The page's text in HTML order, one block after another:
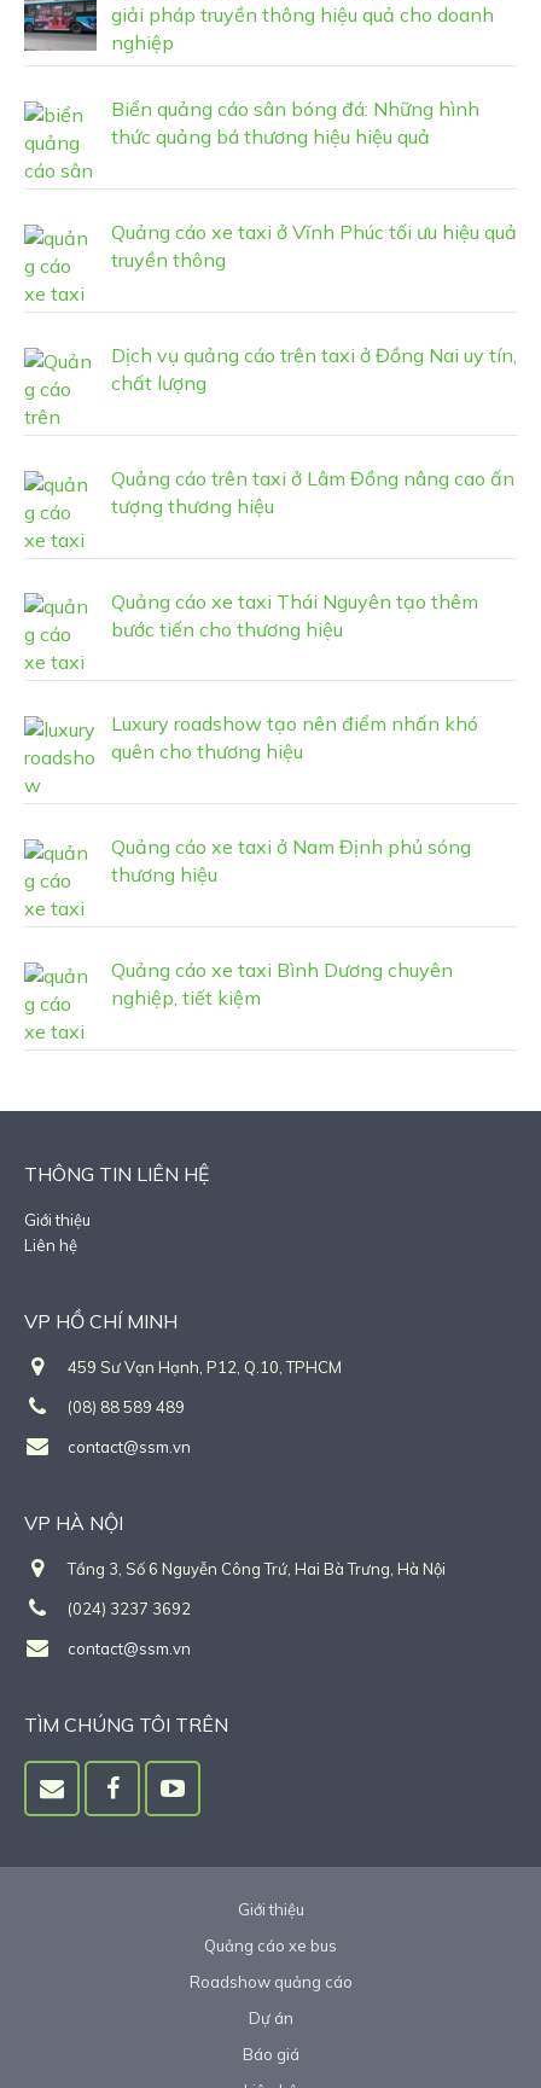
giải pháp truyền thông hiệu quả cho doanh
nghiệp
Biển quảng cáo sân bóng đá: Những hình
thức quảng bá thương hiệu hiệu quả
Quảng cáo xe taxi ở Vĩnh Phúc tối ưu hiệu quả
truyền thông
Dịch vụ quảng cáo trên taxi ở Đồng Nai uy tín,
chất lượng
Quảng cáo trên taxi ở Lâm Đồng nâng cao ấn
tượng thương hiệu
Quảng cáo xe taxi Thái Nguyên tạo thêm
bước tiến cho thương hiệu
Luxury roadshow tạo nên điểm nhấn khó
quên cho thương hiệu
Quảng cáo xe taxi ở Nam Định phủ sóng
thương hiệu
Quảng cáo xe taxi Bình Dương chuyên
nghiệp, tiết kiệm
THÔNG TIN LIÊN HỆ
Giới thiệu
Liên hệ
VP HỒ CHÍ MINH
459 Sư Vạn Hạnh, P12, Q.10, TPHCM
(08) 88 589 489
contact@ssm.vn
VP HÀ NỘI
Tầng 3, Số 6 Nguyễn Công Trứ, Hai Bà Trưng, Hà Nội
(024) 3237 3692
contact@ssm.vn
TÌM CHÚNG TÔI TRÊN
Giới thiệu
Quảng cáo xe bus
Roadshow quảng cáo
Dự án
Báo giá